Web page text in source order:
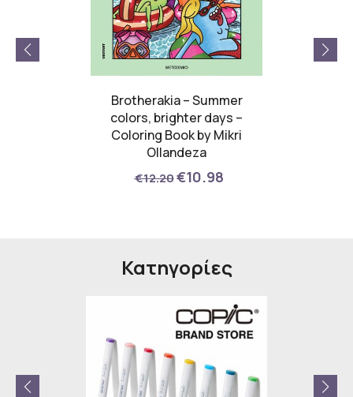
Brotherakia – Summer
colors, brighter days –
Coloring Book by Mikri
Ollandeza
€12.20€10.98
Κατηγορίες